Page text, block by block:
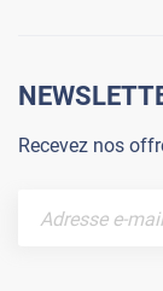
Recevez nos